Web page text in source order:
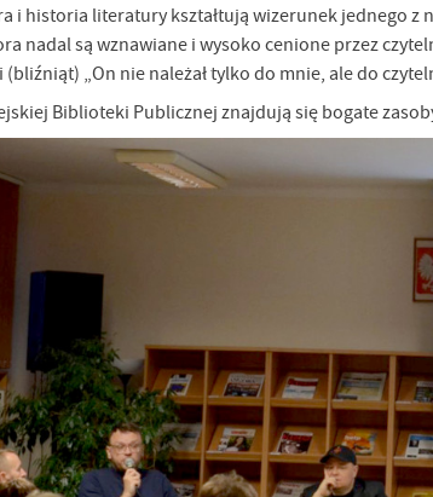
i historia literatury kształtują wizerunek jednego z
nadal są wznawiane i wysoko cenione przez
(bliźniąt) „On nie należał tylko do mnie, ale do
Biblioteki Publicznej znajdują się bogate